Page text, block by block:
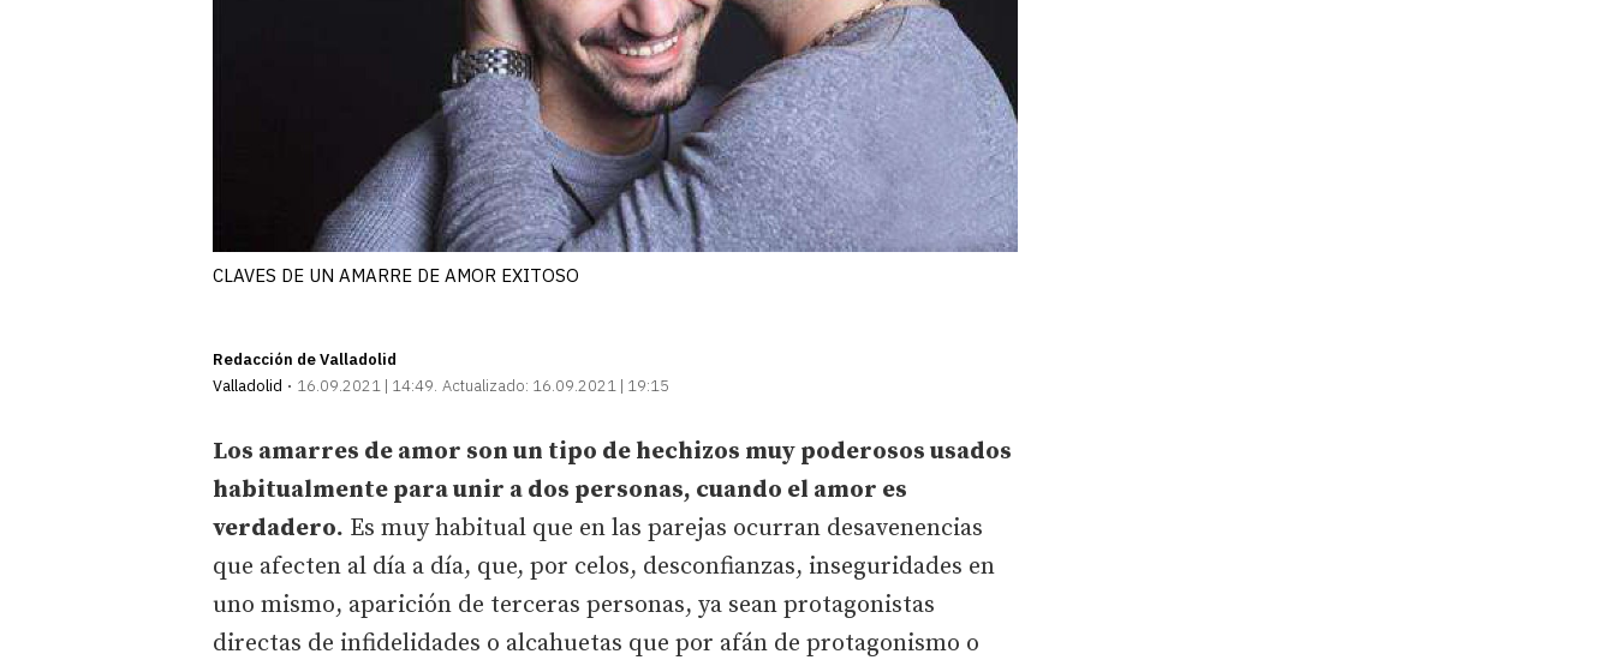
CLAVES DE UN AMARRE DE AMOR EXITOSO
Redacción de Valladolid
Valladolid
16.09.2021 | 14:49 Actualizado: 16.09.2021 | 19:15
Los amarres de amor son un tipo de hechizos muy poderosos usados
habitualmente para unir a dos personas, cuando el amor es
verdadero. Es muy habitual que en las parejas ocurran desavenencias
que afecten al día a día, que, por celos, desconfianzas, inseguridades en
uno mismo, aparición de terceras personas, ya sean protagonistas
directas de infidelidades o alcahuetas que por afán de protagonismo o